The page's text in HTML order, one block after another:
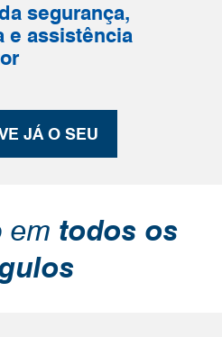
segurança,
e assistência
JÁ O SEU
em todos os